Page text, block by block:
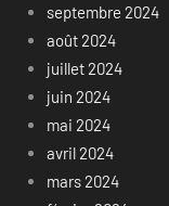
septembre 2024
août 2024
juillet 2024
juin 2024
mai 2024
avril 2024
mars 2024